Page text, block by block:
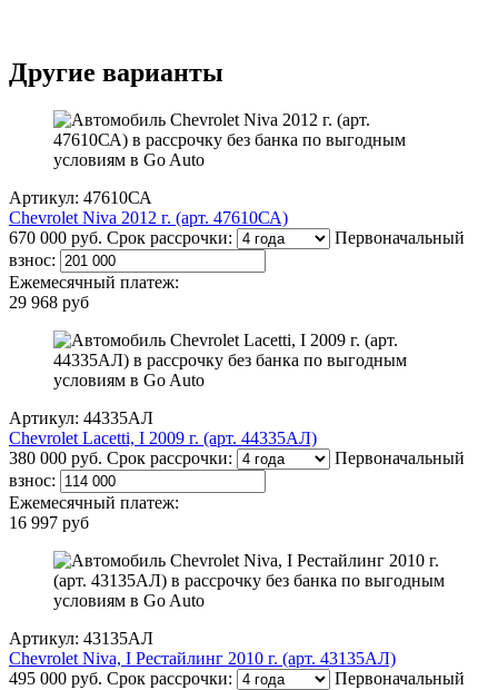
Другие варианты
Артикул: 47610СА
Chevrolet Niva 2012 г. (арт. 47610СА)
670 000 руб. Срок рассрочки:
Первоначальный
взнос:
Ежемесячный платеж:
29 968 руб
Артикул: 44335АЛ
Chevrolet Lacetti, I 2009 г. (арт. 44335АЛ)
380 000 руб. Срок рассрочки:
Первоначальный
взнос:
Ежемесячный платеж:
16 997 руб
Артикул: 43135АЛ
Chevrolet Niva, I Рестайлинг 2010 г. (арт. 43135АЛ)
495 000 руб. Срок рассрочки:
Первоначальный